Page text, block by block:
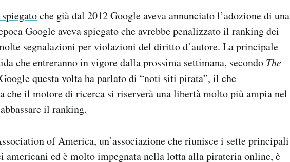
che già dal 2012 Google aveva annunciato l’adozione di una
Google aveva spiegato che avrebbe penalizzato il ranking dei
segnalazioni per violazioni del diritto d’autore. La principale
che entreranno in vigore dalla prossima settimana, secondo The
questa volta ha parlato di “noti siti pirata”, il che
che il motore di ricerca si riserverà una libertà molto più ampia nel
il ranking.
of America, un’associazione che riunisce i sette principali
americani ed è molto impegnata nella lotta alla pirateria online, è